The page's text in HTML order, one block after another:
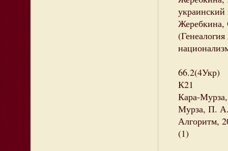
66.2(4Укр)
К21
Кара-
Мурза, П.
Алгоритм,
(1)